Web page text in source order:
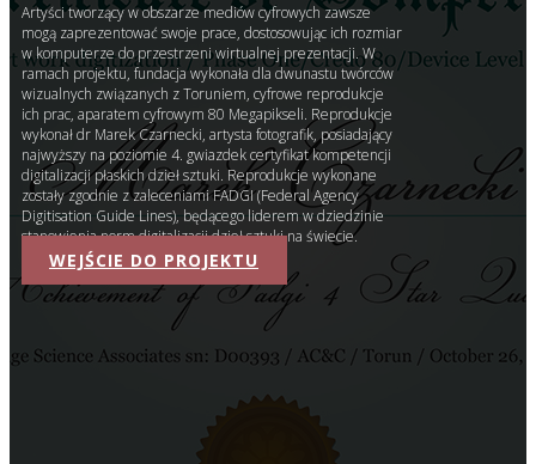
Artyści tworzący w obszarze mediów cyfrowych zawsze
mogą zaprezentować swoje prace, dostosowując ich rozmiar
w komputerze do przestrzeni wirtualnej prezentacji. W
ramach projektu, fundacja wykonała dla dwunastu twórców
wizualnych związanych z Toruniem, cyfrowe reprodukcje
ich prac, aparatem cyfrowym 80 Megapikseli. Reprodukcje
wykonał dr Marek Czarnecki, artysta fotografik, posiadający
najwyższy na poziomie 4. gwiazdek certyfikat kompetencji
digitalizacji płaskich dzieł sztuki. Reprodukcje wykonane
zostały zgodnie z zaleceniami FADGI (Federal Agency
Digitisation Guide Lines), będącego liderem w dziedzinie
stanowienia norm digitalizacji dzieł sztuki na świecie.
WEJŚCIE DO PROJEKTU